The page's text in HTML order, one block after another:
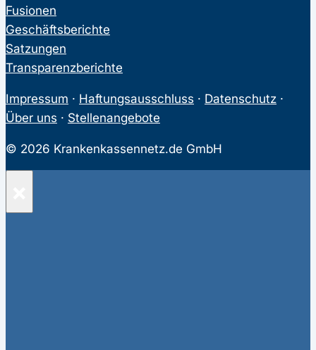
Fusionen
Geschäftsberichte
Satzungen
Transparenzberichte
Impressum · Haftungsausschluss · Datenschutz ·
Über uns · Stellenangebote
© 2026 Krankenkassennetz.de GmbH